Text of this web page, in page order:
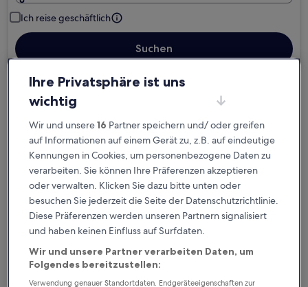
Ich reise geschäftlich
Suchen
Kostenlose Stornierung bei
Planänderungen
Verdiene Prämien für jede
wahrgenommene Übernachtung
Mehr sparen mit Preisen für Mitglieder
Überprüfe die Preise für diese Daten
Ihre Privatsphäre ist uns
wichtig
Wir und unsere16 Partner speichern und/ oder greifen
auf Informationen auf einem Gerät zu, z.B. auf eindeutige
Kennungen in Cookies, um personenbezogene Daten zu
verarbeiten. Sie können Ihre Präferenzen akzeptieren
oder verwalten. Klicken Sie dazu bitte unten oder
besuchen Sie jederzeit die Seite der Datenschutzrichtlinie.
Diese Präferenzen werden unseren Partnern signalisiert
und haben keinen Einfluss auf Surfdaten.
Wir und unsere Partner verarbeiten Daten, um
Folgendes bereitzustellen:
Verwendung genauer Standortdaten. Endgeräteeigenschaften zur